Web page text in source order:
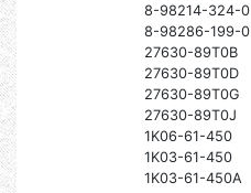
8-98214-324-0
8-98286-199-0
27630-89T0B
27630-89T0D
27630-89T0G
27630-89T0J
1K06-61-450
1K03-61-450
1K03-61-450A